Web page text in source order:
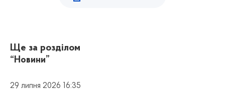
Ще за розділом
“Новини”
29 липня 2026 16:35